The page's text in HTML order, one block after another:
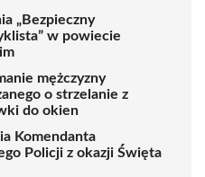
„Bezpieczny
w powiecie
mężczyzny
o strzelanie z
do okien
Komendanta
Policji z okazji Święta